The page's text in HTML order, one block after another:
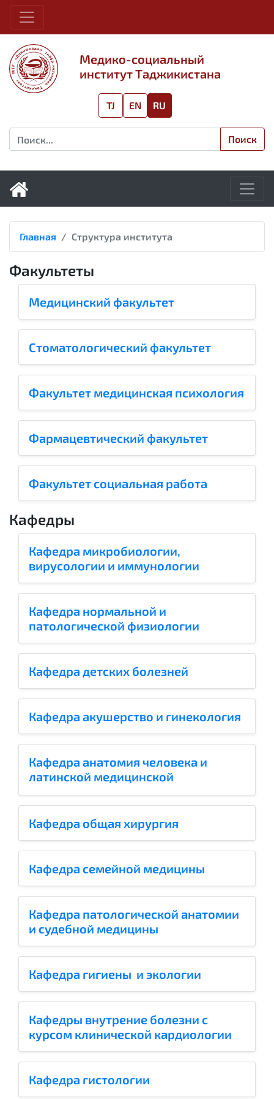
Медико-социальный
институт Таджикистана
Поиск
TJ RU
EN
Главная Структура института
Факультеты
Медицинский факультет
Стоматологический факультет
Факультет медицинская психология
Фармацевтический факультет
Факультет социальная работа
Кафедры
Кафедра микробиологии,
вирусологии и иммунологии
Кафедра нормальной и
патологической физиологии
Кафедра детских болезней
Кафедра акушерство и гинекология
Кафедра анатомия человека и
латинской медицинской
терминологии
Кафедра общая хирургия
Кафедра семейной медицины
Кафедра патологической анатомии
и судебной медицины
Кафедра гигиены и экологии
Кафедры внутрение болезни с
курсом клинической кардиологии
Кафедра гистологии